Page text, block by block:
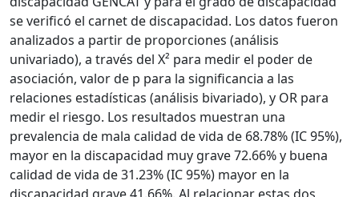
se verificó el carnet de discapacidad. Los datos fueron
analizados a partir de proporciones (análisis
univariado), a través del X² para medir el poder de
asociación, valor de p para la significancia a las
relaciones estadísticas (análisis bivariado), y OR para
medir el riesgo. Los resultados muestran una
prevalencia de mala calidad de vida de 68.78% (IC 95%),
mayor en la discapacidad muy grave 72.66% y buena
calidad de vida de 31.23% (IC 95%) mayor en la